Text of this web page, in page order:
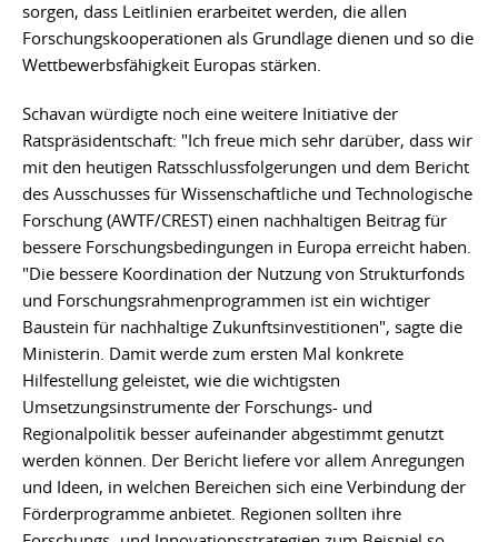
sorgen, dass Leitlinien erarbeitet werden, die allen
Forschungskooperationen als Grundlage dienen und so die
Wettbewerbsfähigkeit Europas stärken.
Schavan würdigte noch eine weitere Initiative der
Ratspräsidentschaft: "Ich freue mich sehr darüber, dass wir
mit den heutigen Ratsschlussfolgerungen und dem Bericht
des Ausschusses für Wissenschaftliche und Technologische
Forschung (AWTF/CREST) einen nachhaltigen Beitrag für
bessere Forschungsbedingungen in Europa erreicht haben.
"Die bessere Koordination der Nutzung von Strukturfonds
und Forschungsrahmenprogrammen ist ein wichtiger
Baustein für nachhaltige Zukunftsinvestitionen", sagte die
Ministerin. Damit werde zum ersten Mal konkrete
Hilfestellung geleistet, wie die wichtigsten
Umsetzungsinstrumente der Forschungs- und
Regionalpolitik besser aufeinander abgestimmt genutzt
werden können. Der Bericht liefere vor allem Anregungen
und Ideen, in welchen Bereichen sich eine Verbindung der
Förderprogramme anbietet. Regionen sollten ihre